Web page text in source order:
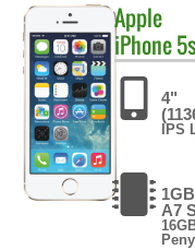
Apple
iPhone
4"
IPS
1GB
A7